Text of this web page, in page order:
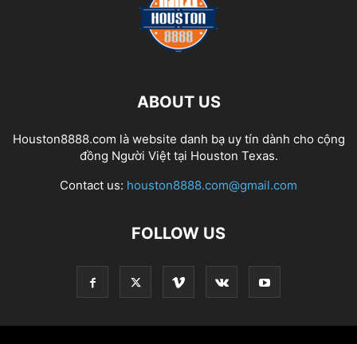
ABOUT US
Houston8888.com là website danh bạ uy tín dành cho cộng
đồng Người Việt tại Houston Texas.
Contact us: houston8888.com@gmail.com
FOLLOW US